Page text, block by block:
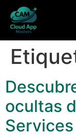
ocultas
Services